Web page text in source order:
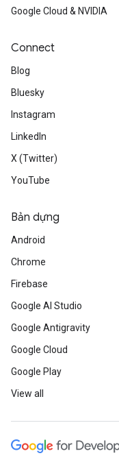
Google Cloud & NVIDIA
Connect
Blog
Bluesky
Instagram
LinkedIn
X (Twitter)
YouTube
Bản dựng
Android
Chrome
Firebase
Google AI Studio
Google Antigravity
Google Cloud
Google Play
View all